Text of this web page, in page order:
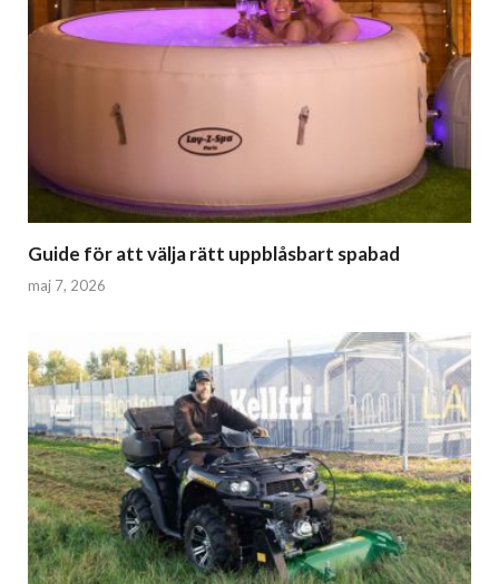
Guide för att välja rätt uppblåsbart spabad
maj 7, 2026